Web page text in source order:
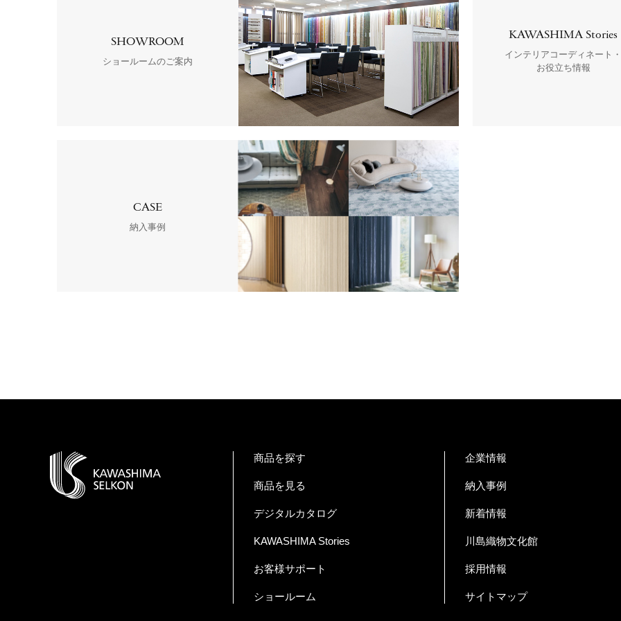
SHOWROOM
ショールームのご案内
KAWASHIMA Stories
インテリアコーディネート・
お役立ち情報
CASE
納入事例
商品を探す
商品を見る
デジタルカタログ
KAWASHIMA Stories
お客様サポート
ショールーム
企業情報
納入事例
新着情報
川島織物文化館
採用情報
サイトマップ